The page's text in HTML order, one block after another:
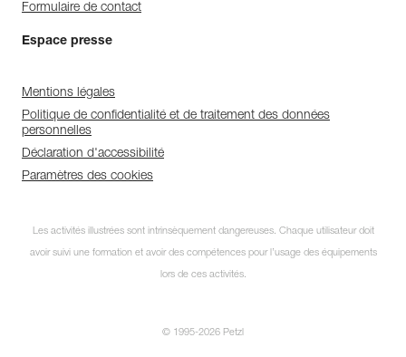
Formulaire de contact
Espace presse
Mentions légales
Politique de confidentialité et de traitement des données
personnelles
Déclaration d'accessibilité
Paramètres des cookies
Les activités illustrées sont intrinsèquement dangereuses. Chaque utilisateur doit
avoir suivi une formation et avoir des compétences pour l’usage des équipements
lors de ces activités.
© 1995-2026 Petzl